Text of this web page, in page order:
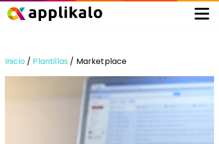
Inicio / Plantillas / Marketplace